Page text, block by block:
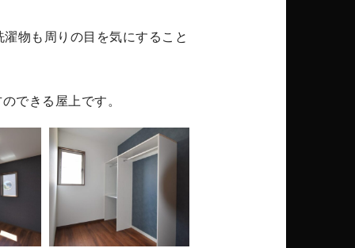
物も周りの目を気にすること
できる屋上です。